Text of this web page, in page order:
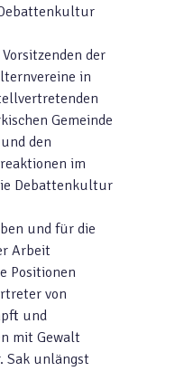
der
in
Gemeinde
den
im
Debattenkultur
und für die
Arbeit
Positionen
von
und
mit Gewalt
Sak unlängst